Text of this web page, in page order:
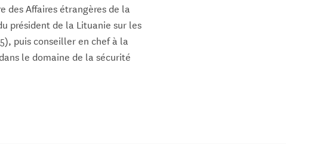
des Affaires étrangères de la
président de la Lituanie sur les
puis conseiller en chef à la
le domaine de la sécurité